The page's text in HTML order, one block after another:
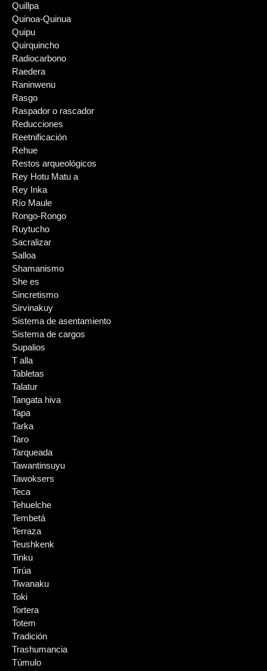
Quillpa
Quinoa-Quinua
Quipu
Quirquincho
Radiocarbono
Raedera
Raninwenu
Rasgo
Raspador o rascador
Reducciones
Reetnificación
Rehue
Restos arqueológicos
Rey Hotu Matu a
Rey Inka
Río Maule
Rongo-Rongo
Ruytucho
Sacralizar
Salloa
Shamanismo
She es
Sincretismo
Sirvinakuy
Sistema de asentamiento
Sistema de cargos
Supalios
T alla
Tabletas
Talatur
Tangata hiva
Tapa
Tarka
Taro
Tarqueada
Tawantinsuyu
Tawoksers
Teca
Tehuelche
Tembetá
Terraza
Teushkenk
Tinku
Tirúa
Tiwanaku
Toki
Tortera
Totem
Tradición
Trashumancia
Túmulo